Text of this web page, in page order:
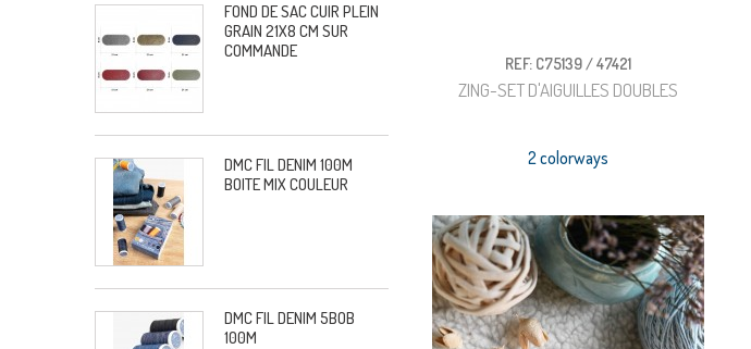
FOND DE SAC CUIR PLEIN
GRAIN 21X8 CM SUR
COMMANDE
DMC FIL DENIM 100M
BOITE MIX COULEUR
DMC FIL DENIM 5BOB
100M
REF: C75139 / 47421
ZING-SET D'AIGUILLES DOUBLES
2 colorways